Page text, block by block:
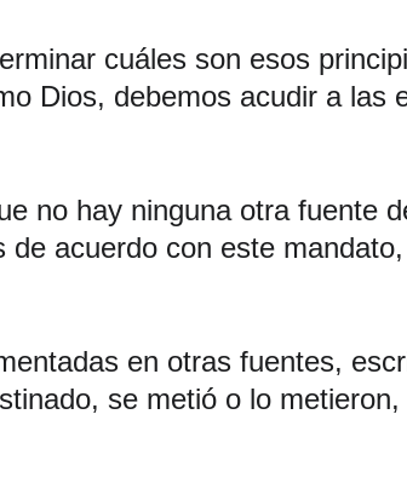
cuáles son esos
Dios, debemos acudir a las
no hay ninguna otra fuente
acuerdo con este
en otras fuentes,
se metió o lo